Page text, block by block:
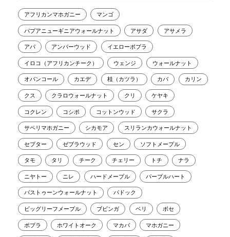
アフリカンマホガニー マンゴ
パプアニューギニアウォールナット アサダ アサメラ
アパ アンバーウッド イエローポプラ
イロコ（アフリカンチーク） ウェンジ ウォールナット
オバンコール カエデ 桂（カツラ） カバ カリン
クス クラロウォールナット クリ ケヤキ
コクレン コシポ コットンウッド サクラ
サペリマホガニー シカモア スリランカウォールナット
セプター ゼブラウッド セン ソフトメープル
タモ タリ チーク チェリー トチ ナラ
ニヤトー ニレ ハードメープル パープルハート
バストゥーンウォールナット パドック
ビッグリーフメープル ブビンガ ベリ ボセ
ポプラ ホワイトオーク マカバ マホガニー